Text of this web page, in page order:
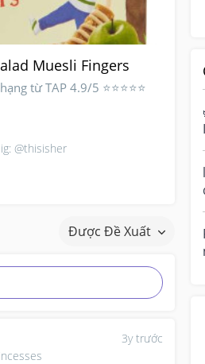
Muesli Fingers
từ TAP 4.9/5 ⭐⭐⭐⭐⭐
@thisisher
Được Đề Xuất
3y trước